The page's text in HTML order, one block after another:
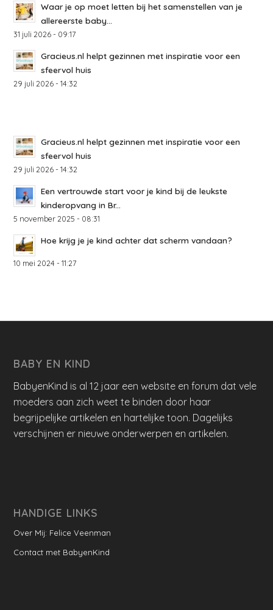
Waar je op moet letten bij het samenstellen van je
allereerste baby...
31 juli 2026 - 09:17
Gracieus.nl helpt gezinnen met inspiratie voor een
sfeervol huis
29 juli 2026 - 14:32
Gracieus.nl helpt gezinnen met inspiratie voor een
sfeervol huis
29 juli 2026 - 14:32
Een vertrouwde start voor je kind bij de leukste
kinderopvang in Br...
5 november 2025 - 08:31
Hoe krijg je je kind achter dat scherm vandaan?
10 mei 2024 - 11:27
BABY EN KIND
BabyenKind is al 12 jaar een website en forum dat vele
moeders aan zich weet te binden door haar
begrijpelijke artikelen en hartelijke toon. Dagelijks
verschijnen er nieuwe onderwerpen en artikelen.
HANDIGE LINKS
Over Mij: Felice Veenman
Contact met BabyenKind